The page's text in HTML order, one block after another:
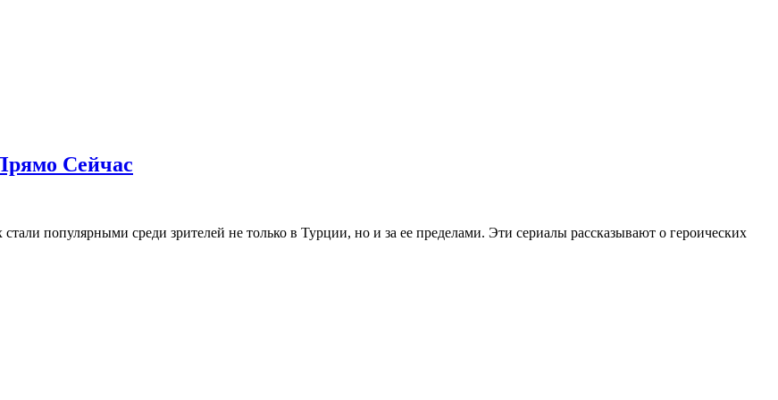
Сейчас
популярными среди зрителей не только в Турции, но и за ее пределами. Эти сериалы рассказывают о героических